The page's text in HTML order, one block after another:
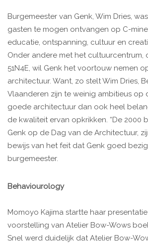
Burgemeester van Genk, Wim Dries,
gasten te mogen ontvangen op C-
educatie, ontspanning, cultuur en
Onder andere met het
51N4E, wil Genk het voortouw nemen
architectuur. Want, zo stelt Wim Dries,
Vlaanderen zijn te weinig ambitieus op
goede architectuur dan ook heel
de kwaliteit ervan opkrikken. “De 2000
Genk op de Dag van de Architectuur,
bewijs van het feit dat Genk goed bezig
burgemeester.
Behaviourology
Momoyo Kajima startte haar
voorstelling van Atelier Bow-Wows
Snel werd duidelijk dat Atelier Bow-